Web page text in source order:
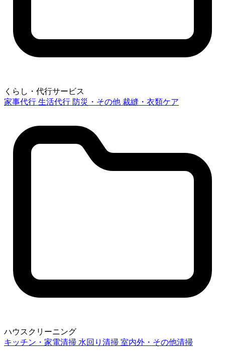
くらし・代行サービス
家事代行 生活代行 防災・その他 裁縫・衣類ケア
ハウスクリーニング
キッチン・家電清掃 水回り清掃 室内外・その他清掃